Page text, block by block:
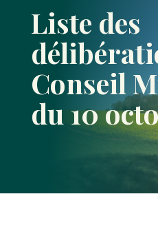
Liste des
Conseil
du 10